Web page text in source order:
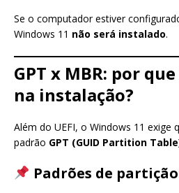
Se o computador estiver
Windows 11 não será instalado.
GPT x MBR: por
na instalação?
Além do UEFI, o Windows 11 exige
padrão GPT (GUID Partition
Padrões de